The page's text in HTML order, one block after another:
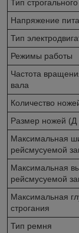
Тип
Напряжение
Тип
Режимы работы
Частота
вала
Количество
Размер ножей
Максимальная
рейсмусуемой
Максимальная
рейсмусуемой
Максимальная
строгания
Тип ремня